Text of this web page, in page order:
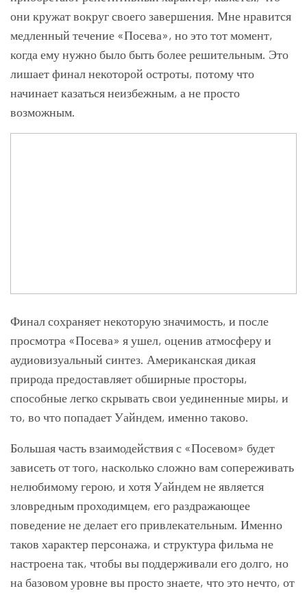
они кружат вокруг своего завершения. Мне нравится
медленный течение «Посева», но это тот момент,
когда ему нужно было быть более решительным. Это
лишает финал некоторой остроты, потому что
начинает казаться неизбежным, а не просто
возможным.
Финал сохраняет некоторую значимость, и после
просмотра «Посева» я ушел, оценив атмосферу и
аудиовизуальный синтез. Американская дикая
природа предоставляет обширные просторы,
способные легко скрывать свои уединенные миры, и
то, во что попадает Уайндем, именно таково.
Большая часть взаимодействия с «Посевом» будет
зависеть от того, насколько сложно вам сопереживать
нелюбимому герою, и хотя Уайндем не является
зловредным проходимцем, его раздражающее
поведение не делает его привлекательным. Именно
таков характер персонажа, и структура фильма не
настроена так, чтобы вы поддерживали его долго, но
на базовом уровне вы просто знаете, что это нечто, от